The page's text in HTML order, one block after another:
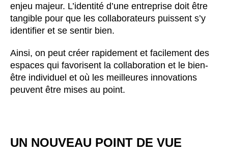
Grèce (GR)
Guinée(GN)
Hong Kong
Hongrie(HU)
Inde(IN)
Indonésie(ID)
Iran
Israël(IL)
enjeu majeur. L’identité d’une entreprise doit être
tangible pour que les collaborateurs puissent s’y
identifier et se sentir bien.
Ainsi, on peut créer rapidement et facilement des
espaces qui favorisent la collaboration et le bien-
être individuel et où les meilleures innovations
peuvent être mises au point.
UN NOUVEAU POINT DE VUE